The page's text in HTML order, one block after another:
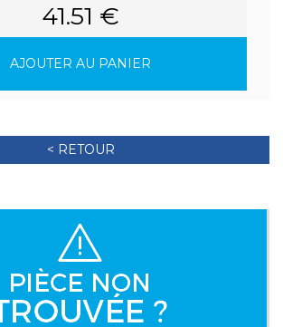
41.51 €
AJOUTER AU PANIER
< RETOUR